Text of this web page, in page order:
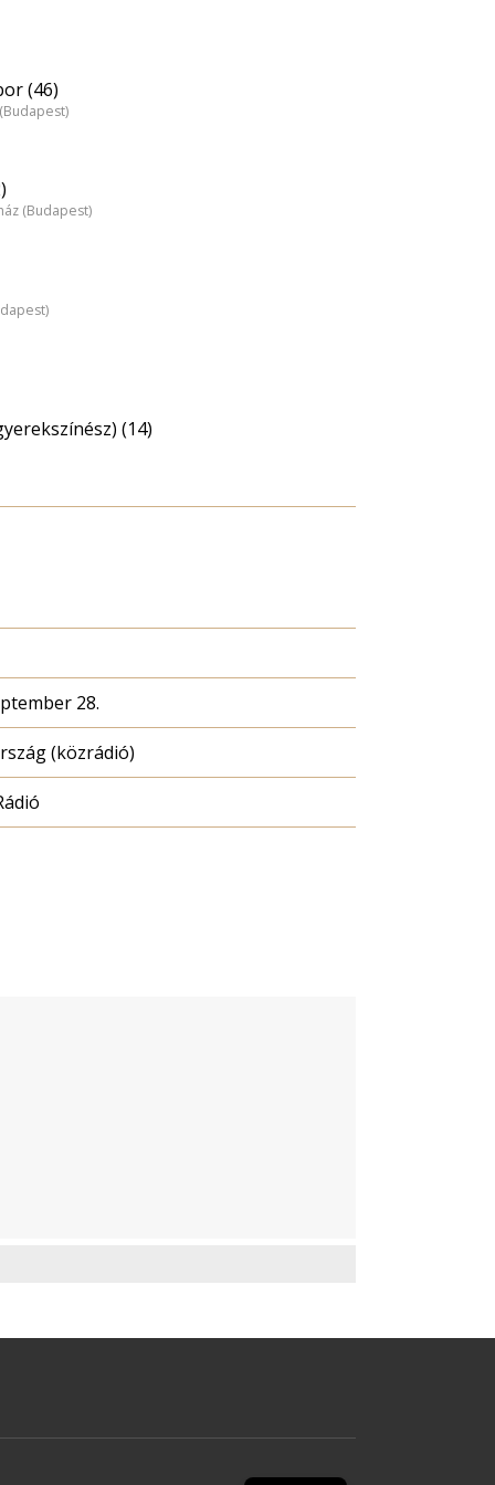
(46)
(Budapest)
(14)
28.
(közrádió)